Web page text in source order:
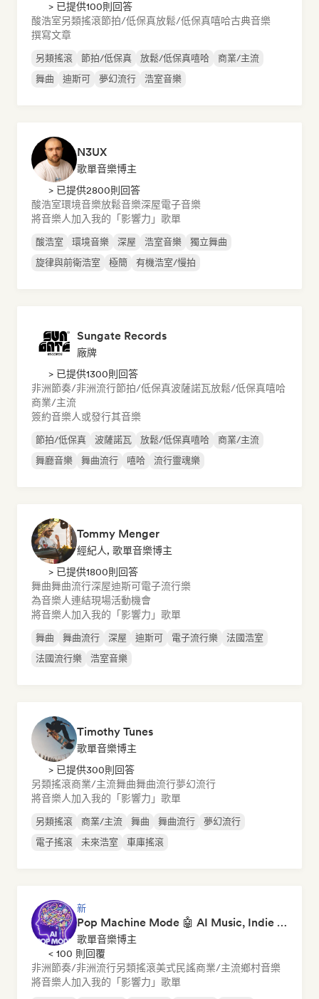
> 已提供100則回答
酸浩室另類搖滾節拍/低保真放鬆/低保真嘻哈古典音樂
撰寫文章
另類搖滾 節拍/低保真 放鬆/低保真嘻哈
商業/主流
舞曲
迪斯可 夢幻流行 浩室音樂
N3UX
歌單音樂博主
> 已提供2800則回答
酸浩室環境音樂放鬆音樂深屋電子音樂
將音樂人加入我的「影響力」歌單
酸浩室 環境音樂 深屋 浩室音樂
獨立舞曲
旋律與前衛浩室
極簡 有機浩室/慢拍
Sungate Records
廠牌
> 已提供1300則回答
非洲節奏/非洲流行節拍/低保真波薩諾瓦放鬆/低保真嘻哈
商業/主流
簽約音樂人或發行其音樂
節拍/低保真 波薩諾瓦 放鬆/低保真嘻哈
商業/主流
舞廳音樂
舞曲流行 嘻哈 流行靈魂樂
Tommy Menger
經紀人, 歌單音樂博主
> 已提供1800則回答
舞曲舞曲流行深屋迪斯可電子流行樂
為音樂人連結現場活動機會
將音樂人加入我的「影響力」歌單
舞曲 舞曲流行 深屋 迪斯可 電子流行樂
法國浩室
法國流行樂
浩室音樂
Timothy Tunes
歌單音樂博主
> 已提供300則回答
另類搖滾商業/主流舞曲舞曲流行夢幻流行
將音樂人加入我的「影響力」歌單
另類搖滾 商業/主流 舞曲 舞曲流行
夢幻流行
電子搖滾
未來浩室 車庫搖滾
新
Pop Machine Mode 🤖 AI Music, Indie Pop & Dream Pop
歌單音樂博主
< 100 則回覆
非洲節奏/非洲流行另類搖滾美式民謠商業/主流鄉村音樂
將音樂人加入我的「影響力」歌單